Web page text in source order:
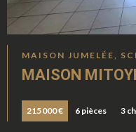
MAISON JUMELÉE,
MAISON
215 000 € 6 pièces 3